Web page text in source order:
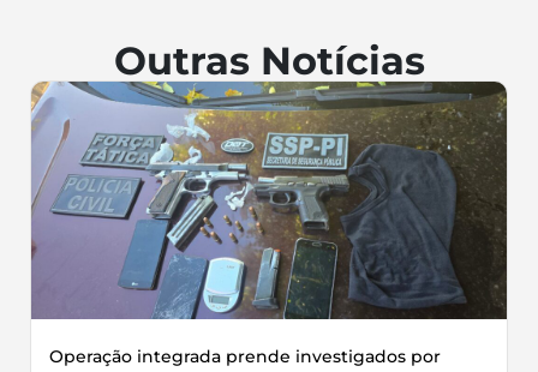
Outras Notícias
Operação integrada prende investigados por